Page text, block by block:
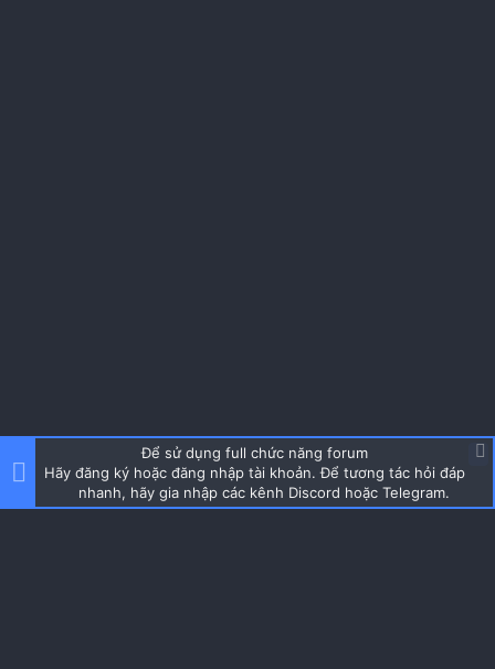
Để sử dụng full chức năng forum
Hãy đăng ký hoặc đăng nhập tài khoản. Để tương tác hỏi đáp
nhanh, hãy gia nhập các kênh Discord hoặc Telegram.